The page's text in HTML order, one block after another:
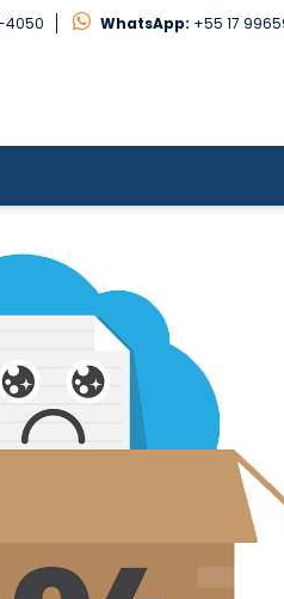
4050 WhatsApp: +55 17